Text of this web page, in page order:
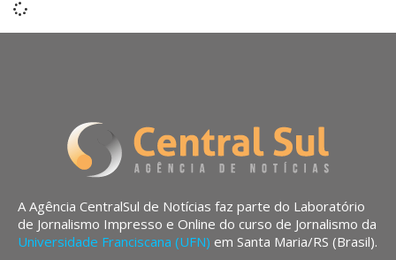
A Agência CentralSul de Notícias faz parte do Laboratório
de Jornalismo Impresso e Online do curso de Jornalismo da
Universidade Franciscana (UFN) em Santa Maria/RS (Brasil).